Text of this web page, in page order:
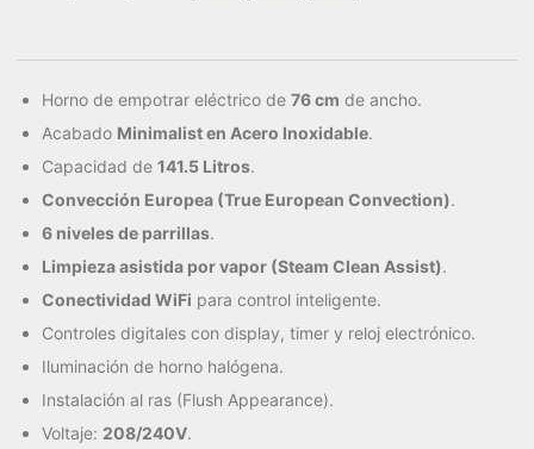
Horno de empotrar eléctrico de 76 cm de ancho.
Acabado Minimalist en Acero Inoxidable.
Capacidad de 141.5 Litros.
Convección Europea (True European Convection).
6 niveles de parrillas.
Limpieza asistida por vapor (Steam Clean Assist).
Conectividad WiFi para control inteligente.
Controles digitales con display, timer y reloj electrónico.
Iluminación de horno halógena.
Instalación al ras (Flush Appearance).
Voltaje: 208/240V.